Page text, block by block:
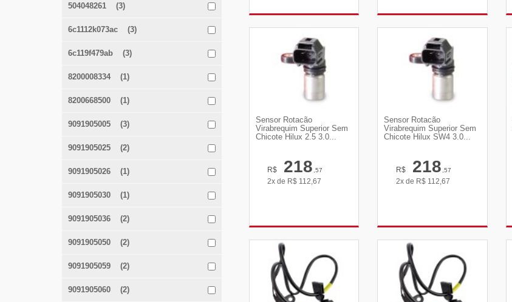
504048261 (3)
6c1112k073ac (3)
6c119f479ab (3)
8200008334 (1)
8200668500 (1)
9091905005 (3)
9091905025 (2)
9091905026 (1)
9091905030 (1)
9091905036 (2)
9091905050 (2)
9091905059 (2)
9091905060 (2)
Sensor Rotacão
Virabrequim Superior Sem
Chicote Hilux 2.5 3.0...
R$ 218,57
2x de R$ 112,67
Sensor Rotacão
Virabrequim Superior Sem
Chicote Hilux SW4 3.0...
R$ 218,57
2x de R$ 112,67